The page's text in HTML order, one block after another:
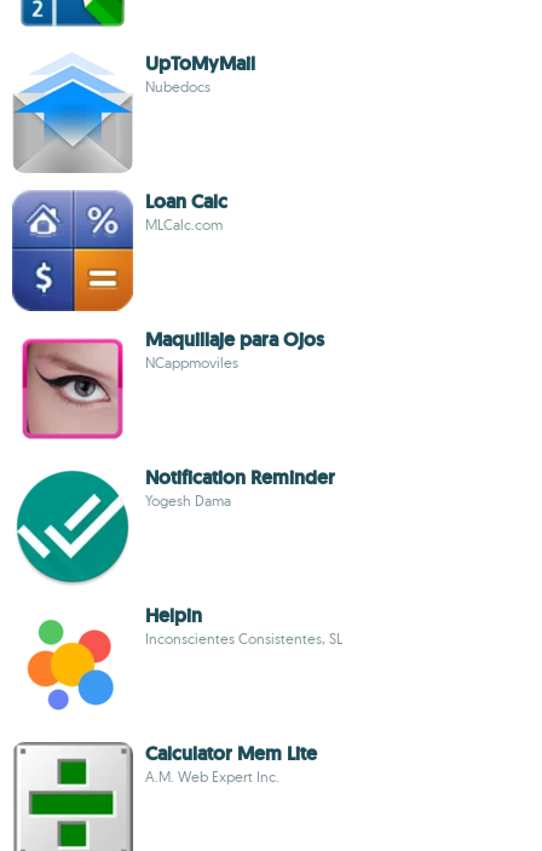
UpToMyMail
Nubedocs
Loan Calc
MLCalc.com
Maquillaje para Ojos
NCappmoviles
Notification Reminder
Yogesh Dama
Helpin
Inconscientes Consistentes, SL
Calculator Mem Lite
A.M. Web Expert Inc.